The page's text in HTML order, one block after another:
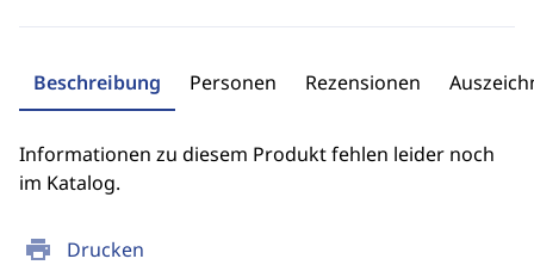
print Drucken
Beschreibung Personen Rezensionen
Informationen zu diesem Produkt fehlen leider noch
im Katalog.